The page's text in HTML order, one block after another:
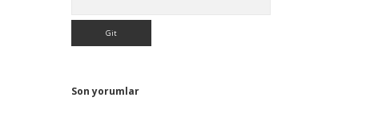
Son yorumlar